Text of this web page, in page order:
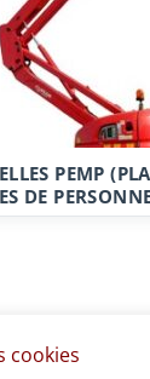
PEMP
DE
de
cookies